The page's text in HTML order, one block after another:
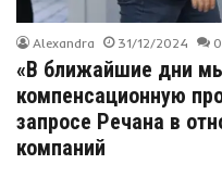
Alexandra 31/12/2024 0
«В ближайшие дни
компенсационную
запросе Речана в
компаний